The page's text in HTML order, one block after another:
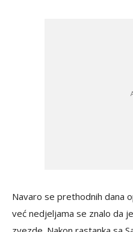
Navaro se prethodnih dana
već nedjeljama se znalo da